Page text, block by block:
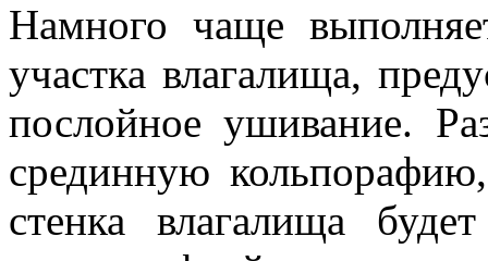
Намного чаще
участка влагалища,
послойное ушивание.
срединную
стенка влагалища